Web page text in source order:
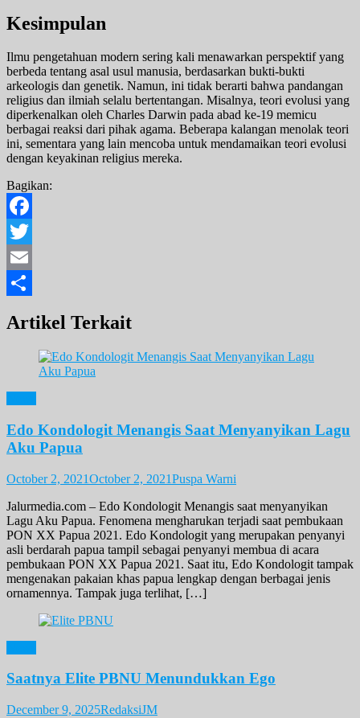
Kesimpulan
Ilmu pengetahuan modern sering kali menawarkan perspektif yang
berbeda tentang asal usul manusia, berdasarkan bukti-bukti
arkeologis dan genetik. Namun, ini tidak berarti bahwa pandangan
religius dan ilmiah selalu bertentangan. Misalnya, teori evolusi yang
diperkenalkan oleh Charles Darwin pada abad ke-19 memicu
berbagai reaksi dari pihak agama. Beberapa kalangan menolak teori
ini, sementara yang lain mencoba untuk mendamaikan teori evolusi
dengan keyakinan religius mereka.
Bagikan:
Facebook
Twitter
Email
Artikel Terkait
Edo Kondologit Menangis Saat Menyanyikan Lagu
Aku Papua
October 2, 2021October 2, 2021Puspa Warni
Jalurmedia.com – Edo Kondologit Menangis saat menyanyikan
Lagu Aku Papua. Fenomena mengharukan terjadi saat pembukaan
PON XX Papua 2021. Edo Kondologit yang merupakan penyanyi
asli berdarah papua tampil sebagai penyanyi membua di acara
pembukaan PON XX Papua 2021. Saat itu, Edo Kondologit tampak
mengenakan pakaian khas papua lengkap dengan berbagai jenis
ornamennya. Tampak juga terlihat, […]
Saatnya Elite PBNU Menundukkan Ego
December 9, 2025RedaksiJM